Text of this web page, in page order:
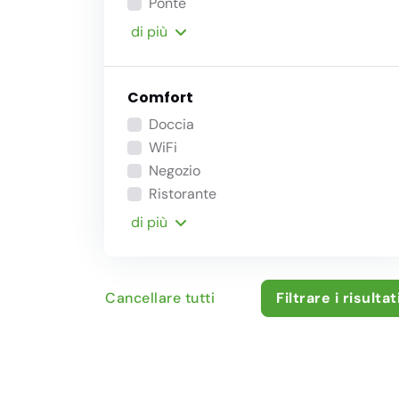
di più
Comfort
Doccia
WiFi
Negozio
Ristorante
di più
Cancellare tutti Filtrare i